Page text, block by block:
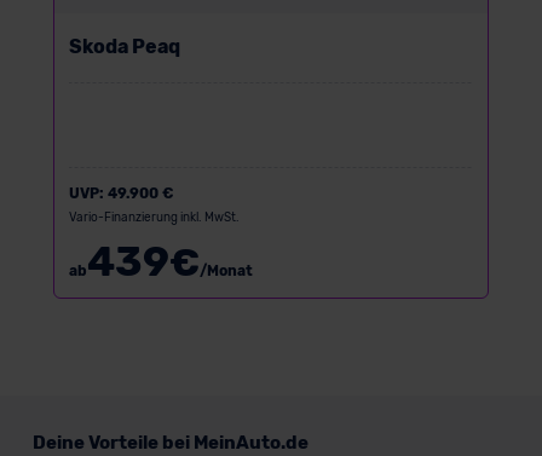
Skoda Peaq
UVP: 49.900 €
Vario-Finanzierung inkl. MwSt.
ab439€/Monat
Deine Vorteile bei MeinAuto.de